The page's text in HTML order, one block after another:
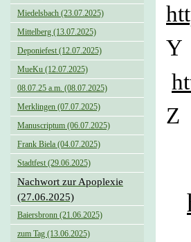
Miedelsbach (23.07.2025)
Mittelberg (13.07.2025)
Deponiefest (12.07.2025)
MueKu (12.07.2025)
08.07.25 a.m. (08.07.2025)
Merklingen (07.07.2025)
Manuscriptum (06.07.2025)
Frank Biela (04.07.2025)
Stadtfest (29.06.2025)
Nachwort zur Apoplexie
(27.06.2025)
Baiersbronn (21.06.2025)
zum Tag (13.06.2025)